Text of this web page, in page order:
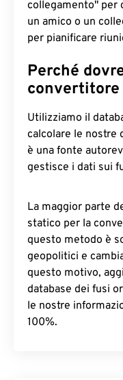
collegamento" per
un amico o un
per pianificare
Perché
convertitore
Utilizziamo il
calcolare le nostre
è una fonte
gestisce i dati sui
La maggior parte
statico per la
questo metodo è
geopolitici e
questo motivo,
database dei fusi
le nostre
100%.